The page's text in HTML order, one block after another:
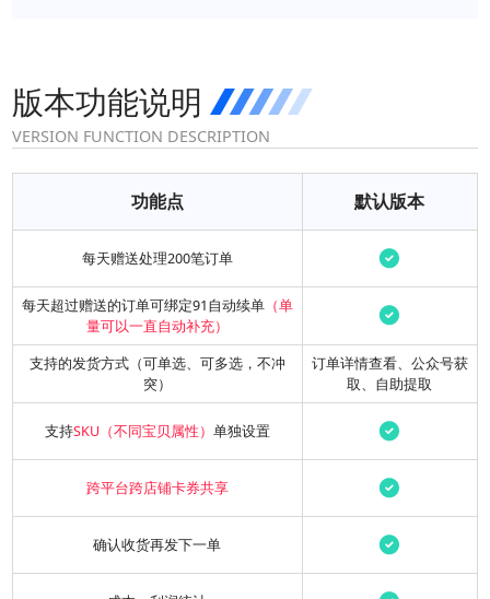
版本功能说明
VERSION FUNCTION DESCRIPTION
功能点 默认版本
每天赠送处理200笔订单
每天超过赠送的订单可绑定91自动续单（单
量可以一直自动补充）
支持的发货方式（可单选、可多选，不冲
突）
订单详情查看、公众号获
取、自助提取
支持SKU（不同宝贝属性） 单独设置
跨平台跨店铺卡券共享
确认收货再发下一单